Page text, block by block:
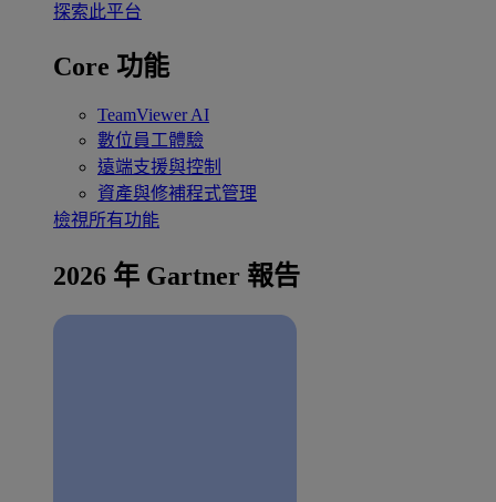
探索此平台
Core 功能
TeamViewer AI
數位員工體驗
遠端支援與控制
資產與修補程式管理
檢視所有功能
2026 年 Gartner 報告